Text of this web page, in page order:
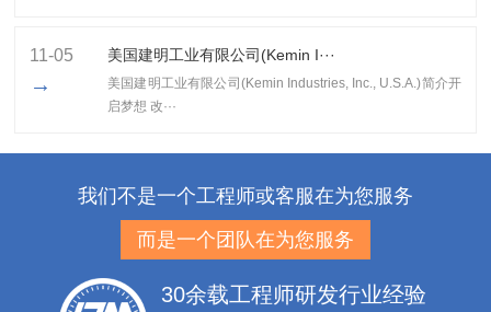
11-05
→
美国建明工业有限公司(Kemin I···
美国建明工业有限公司(Kemin Industries, Inc., U.S.A.)简介开
启梦想 改···
我们不是一个工程师或客服在为您服务
而是一个团队在为您服务
30余载工程师研发行业经验